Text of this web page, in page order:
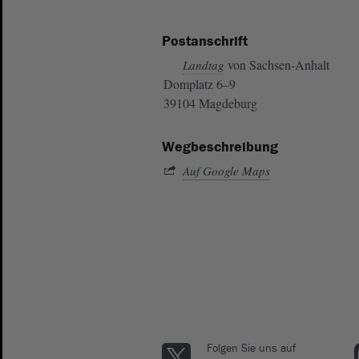
Postanschrift
Landtag von Sachsen-Anhalt
Domplatz 6–9
39104 Magdeburg
Wegbeschreibung
Auf Google Maps
Folgen Sie uns auf